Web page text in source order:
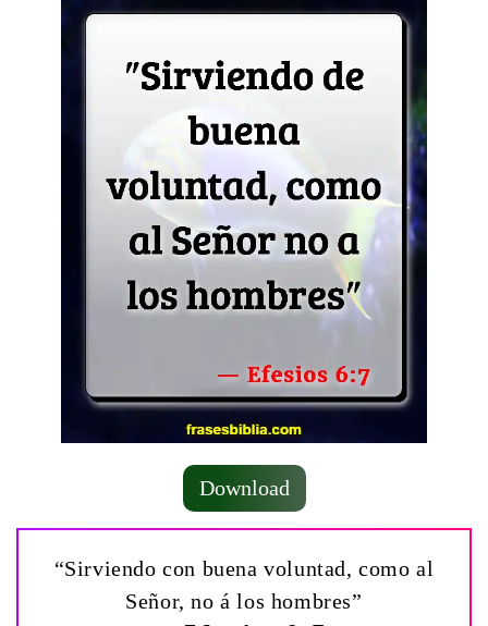
Download
“Sirviendo con buena voluntad, como al
Señor, no á los hombres”